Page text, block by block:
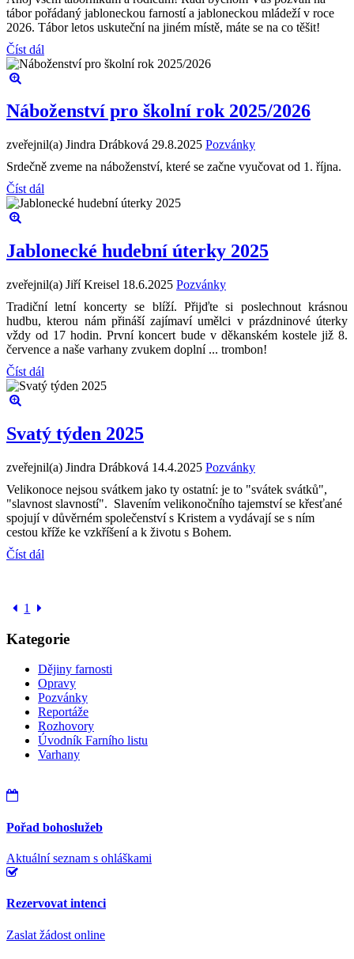
tábor pořádaný jabloneckou farností a jabloneckou mládeží v roce
2026. Tábor letos uskuteční na jiném místě, máte se na co těšit!
Číst dál
Náboženství pro školní rok 2025/2026
zveřejnil(a) Jindra Drábková 29.8.2025 Pozvánky
Srdečně zveme na náboženství, které se začne vyučovat od 1. října.
Číst dál
Jablonecké hudební úterky 2025
zveřejnil(a) Jiří Kreisel 18.6.2025 Pozvánky
Tradiční letní koncerty se blíží. Přijďte si poslechnout krásnou
hudbu, kterou nám přináší zajímaví umělci v prázdninové úterky
vždy od 17 hodin. První koncert bude v děkanském kostele již 8.
července a naše varhany zvukem doplní ... trombon!
Číst dál
Svatý týden 2025
zveřejnil(a) Jindra Drábková 14.4.2025 Pozvánky
Velikonoce nejsou svátkem jako ty ostatní: je to "svátek svátků",
"slavnost slavností". Slavením velikonočního tajemství se křesťané
spojují v důvěrném společenství s Kristem a vydávají se s ním
cestou kříže ke vzkříšení a k životu s Bohem.
Číst dál
1
Kategorie
Dějiny farnosti
Opravy
Pozvánky
Reportáže
Rozhovory
Úvodník Farního listu
Varhany
Pořad bohoslužeb
Aktuální seznam s ohláškami
Rezervovat intenci
Zaslat žádost online